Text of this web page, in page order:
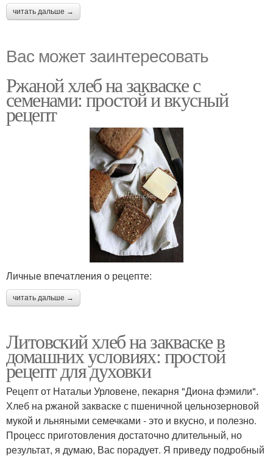
читать дальше →
Вас может заинтересовать
Ржаной хлеб на закваске с
семенами: простой и вкусный
рецепт
Личные впечатления о рецепте:
читать дальше →
Литовский хлеб на закваске в
домашних условиях: простой
рецепт для духовки
Рецепт от Натальи Урловене, пекарня "Диона фэмили".
Хлеб на ржаной закваске с пшеничной цельнозерновой
мукой и льняными семечками - это и вкусно, и полезно.
Процесс приготовления достаточно длительный, но
результат, я думаю, Вас порадует. Я приведу подробный